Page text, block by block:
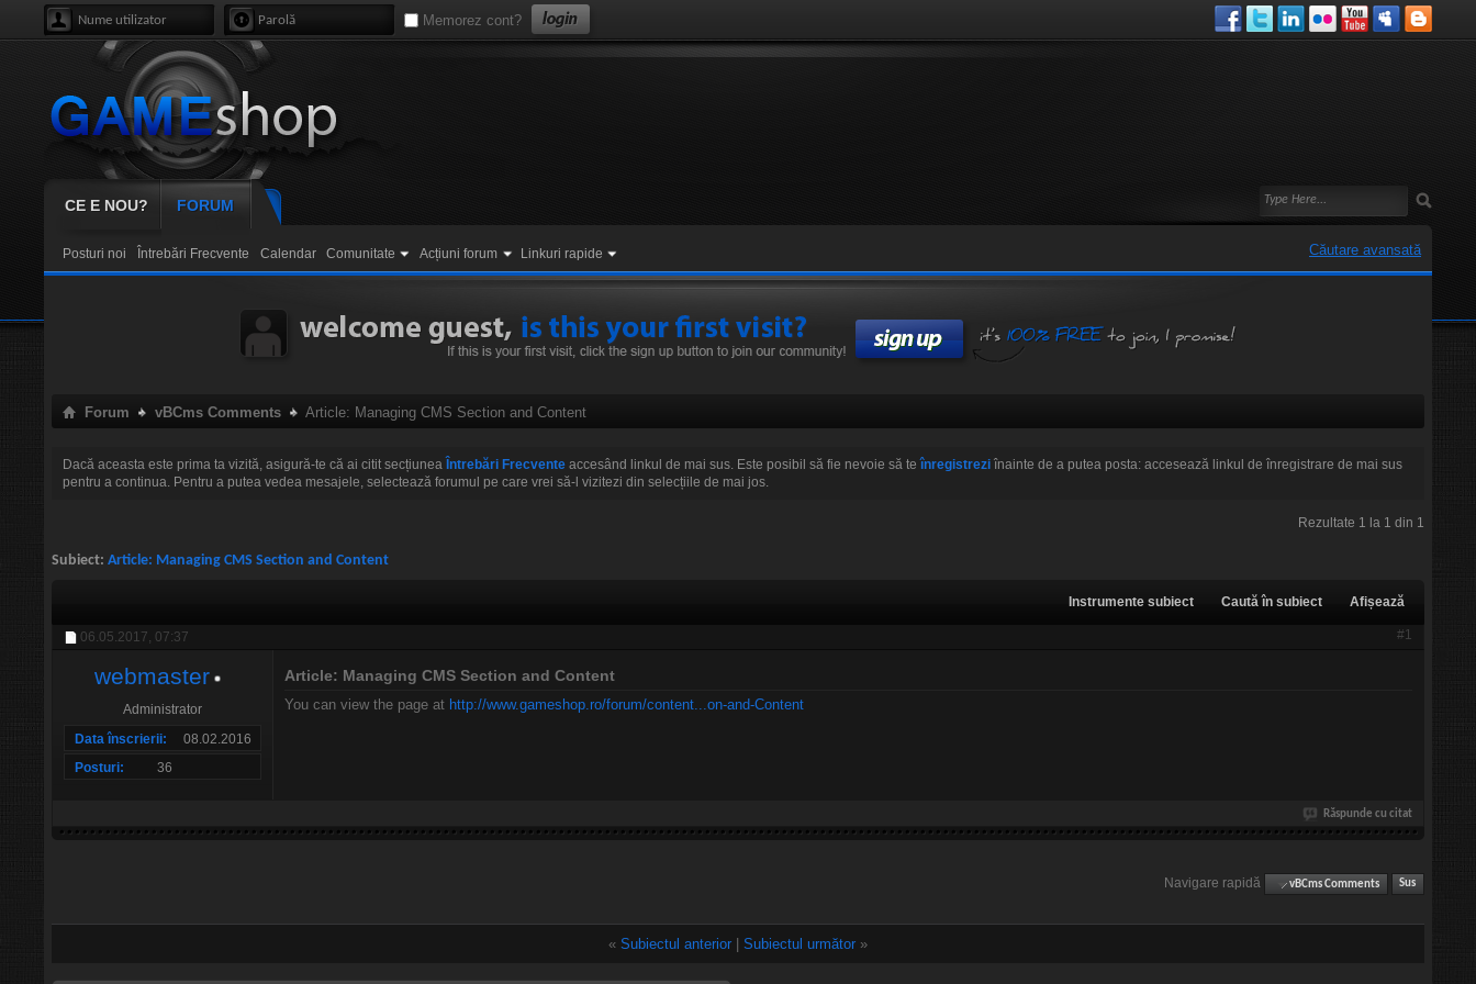
Memorez cont?
CE E NOU? FORUM
Posturi noi Întrebări Frecvente Calendar Comunitate Acțiuni forum Linkuri rapide Căutare avansată
Forum vBCms Comments Article: Managing CMS Section and Content
Dacă aceasta este prima ta vizită, asigură-te că ai citit secțiunea Întrebări Frecvente accesând linkul de mai sus. Este posibil să fie nevoie să teînregistrezi înainte de a putea posta: accesează linkul de înregistrare de mai sus
pentru a continua. Pentru a putea vedea mesajele, selectează forumul pe care vrei să-l vizitezi din selecțiile de mai jos.
Rezultate 1 la 1 din 1
Subiect: Article: Managing CMS Section and Content
Instrumente subiect Caută în subiect Afișează
06.05.2017, 07:37 #1
webmaster
Administrator
Data înscrierii
08.02.2016
Posturi
36
Article: Managing CMS Section and Content
You can view the page at http://www.gameshop.ro/forum/content...on-and-Content
Răspunde cu citat
Navigare rapidă vBCms Comments Sus
« Subiectul anterior Subiectul următor »